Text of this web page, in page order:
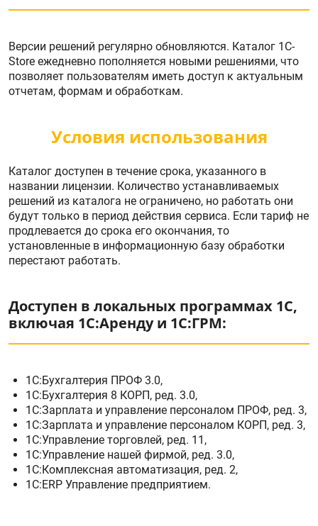
Версии решений регулярно обновляются. Каталог 1С-
Store ежедневно пополняется новыми решениями, что
позволяет пользователям иметь доступ к актуальным
отчетам, формам и обработкам.
Условия использования
Каталог доступен в течение срока, указанного в
названии лицензии. Количество устанавливаемых
решений из каталога не ограничено, но работать они
будут только в период действия сервиса. Если тариф не
продлевается до срока его окончания, то
установленные в информационную базу обработки
перестают работать.
Доступен в локальных программах 1С,
включая 1С:Аренду и 1С:ГРМ:
1С:Бухгалтерия ПРОФ 3.0,
1С:Бухгалтерия 8 КОРП, ред. 3.0,
1С:Зарплата и управление персоналом ПРОФ, ред. 3,
1С:Зарплата и управление персоналом КОРП, ред. 3,
1С:Управление торговлей, ред. 11,
1С:Управление нашей фирмой, ред. 3.0,
1С:Комплексная автоматизация, ред. 2,
1С:ERP Управление предприятием.